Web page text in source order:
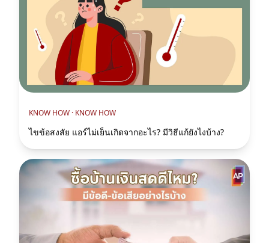
KNOW HOW · KNOW HOW
ไขข้อสงสัย แอร์ไม่เย็นเกิดจากอะไร? มีวิธีแก้ยังไงบ้าง?